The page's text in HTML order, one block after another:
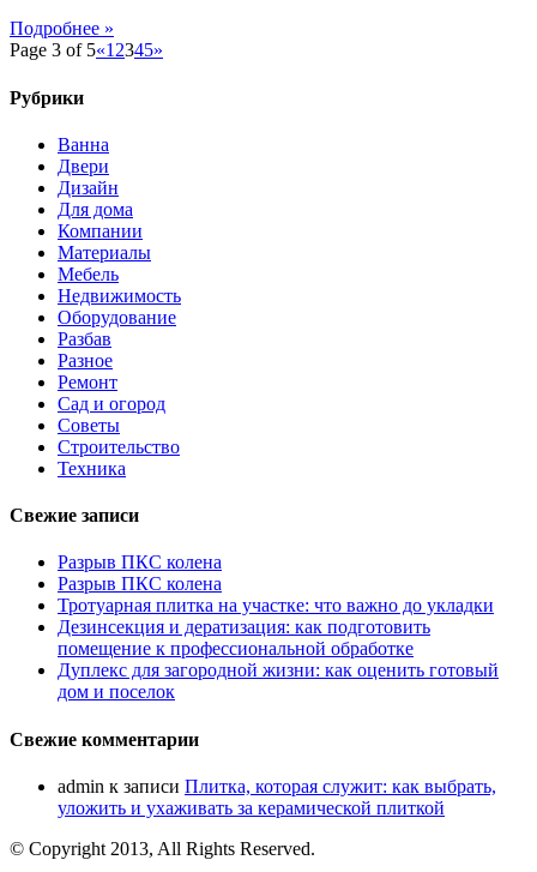
Подробнее »
Page 3 of 5«1 2345»
Рубрики
Ванна
Двери
Дизайн
Для дома
Компании
Материалы
Мебель
Недвижимость
Оборудование
Разбав
Разное
Ремонт
Сад и огород
Советы
Строительство
Техника
Свежие записи
Разрыв ПКС колена
Разрыв ПКС колена
Тротуарная плитка на участке: что важно до укладки
Дезинсекция и дератизация: как подготовить
помещение к профессиональной обработке
Дуплекс для загородной жизни: как оценить готовый
дом и поселок
Свежие комментарии
admin к записи Плитка, которая служит: как выбрать,
уложить и ухаживать за керамической плиткой
© Copyright 2013, All Rights Reserved.